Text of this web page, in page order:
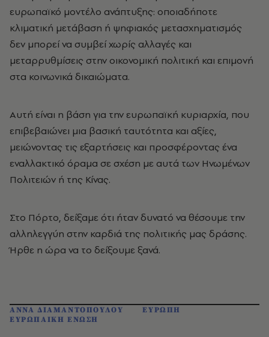
ευρωπαϊκό μοντέλο ανάπτυξης: οποιαδήποτε
κλιματική μετάβαση ή ψηφιακός μετασχηματισμός
δεν μπορεί να συμβεί χωρίς αλλαγές και
μεταρρυθμίσεις στην οικονομική πολιτική και επιμονή
στα κοινωνικά δικαιώματα.
Αυτή είναι η βάση για την ευρωπαϊκή κυριαρχία, που
επιβεβαιώνει μια βασική ταυτότητα και αξίες,
μειώνοντας τις εξαρτήσεις και προσφέροντας ένα
εναλλακτικό όραμα σε σχέση με αυτά των Ηνωμένων
Πολιτειών ή της Κίνας.
Στο Πόρτο, δείξαμε ότι ήταν δυνατό να θέσουμε την
αλληλεγγύη στην καρδιά της πολιτικής μας δράσης.
Ήρθε η ώρα να το δείξουμε ξανά.
ΑΝΝΑ ΔΙΑΜΑΝΤΟΠΟΥΛΟΥ
ΕΥΡΩΠΗ
ΕΥΡΩΠΑΙΚΗ ΕΝΩΣΗ